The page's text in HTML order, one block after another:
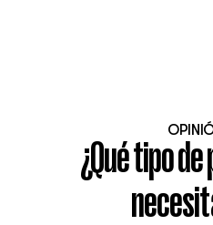
¿Qué tipo